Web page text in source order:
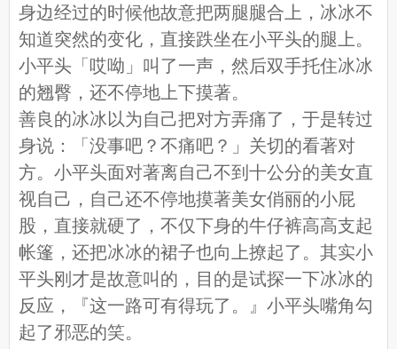
身边经过的时候他故意把两腿腿合上，冰冰不
知道突然的变化，直接跌坐在小平头的腿上。
小平头「哎呦」叫了一声，然后双手托住冰冰
的翘臀，还不停地上下摸著。
善良的冰冰以为自己把对方弄痛了，于是转过
身说：「没事吧？不痛吧？」关切的看著对
方。小平头面对著离自己不到十公分的美女直
视自己，自己还不停地摸著美女俏丽的小屁
股，直接就硬了，不仅下身的牛仔裤高高支起
帐篷，还把冰冰的裙子也向上撩起了。其实小
平头刚才是故意叫的，目的是试探一下冰冰的
反应，『这一路可有得玩了。』小平头嘴角勾
起了邪恶的笑。